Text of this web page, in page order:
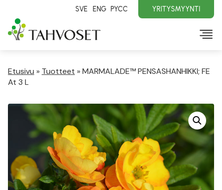
SVE ENG PYCC YRITYSMYYNTI
Etusivu » Tuotteet »MARMALADE™ PENSASHANHIKKI; FE
At 3 L